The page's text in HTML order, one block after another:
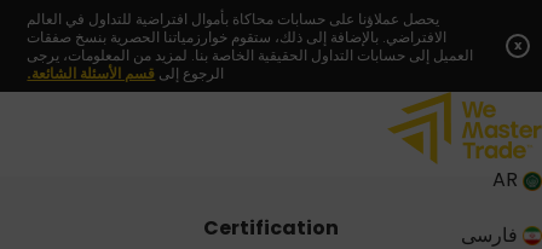
to
يحصل عملاؤنا على حسابات محاكاة بأموال افتراضية للتداول في العالم
الافتراضي. بالإضافة إلى ذلك، ستقوم خوارزمياتنا الحصرية بنسخ صفقات
العميل إلى حسابات التداول الحقيقية الخاصة بنا. لمزيد من المعلومات، يرجى
الرجوع إلى قسم الأسئلة الشائعة.
x
فارسی
Certification